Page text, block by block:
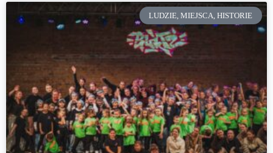
LUDZIE, MIEJSCA, HISTORIE